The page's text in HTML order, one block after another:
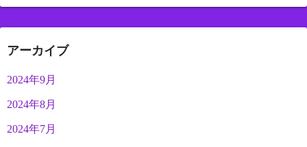
アーカイブ
2024年9月
2024年8月
2024年7月